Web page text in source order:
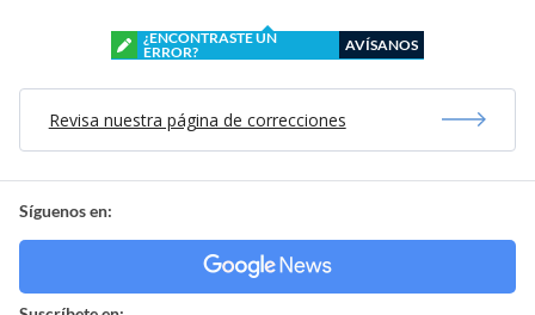
¿ENCONTRASTE UN
ERROR?
AVÍSANOS
Revisa nuestra página de correcciones
Síguenos en: